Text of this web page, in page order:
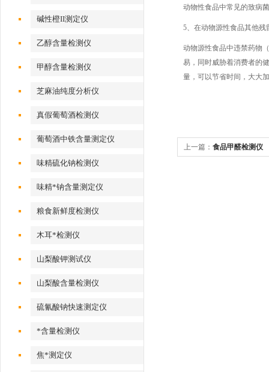
碱性橙II测定仪
乙醇含量检测仪
甲醇含量检测仪
芝麻油纯度分析仪
真假葡萄酒检测仪
葡萄酒中铁含量测定仪
味精硫化钠检测仪
味精*钠含量测定仪
粮食新鲜度检测仪
木耳*检测仪
山梨酸钾测试仪
山梨酸含量检测仪
硫氰酸钠快速测定仪
*含量检测仪
焦*测定仪
动物性食品中常见的致病
5、在动物源性食品其他
动物源性食品中违禁药物
易，同时威胁着消费者的
量，可以节省时间，大大
上一篇： 食品甲醛检测仪